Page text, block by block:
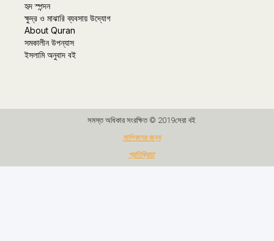
হৃদ স্পন্দন
ক্ষুদ্র ও মাঝারি ব্যবসায় উদ্যোগ
About Quran
সমকালীন উপন্যাস
ইসলামি অনুবাদ বই
সমস্ত অধিকার সংরক্ষিত © 2019সেরা বই
মালিকদের জন্য
প্রতিক্রিয়া